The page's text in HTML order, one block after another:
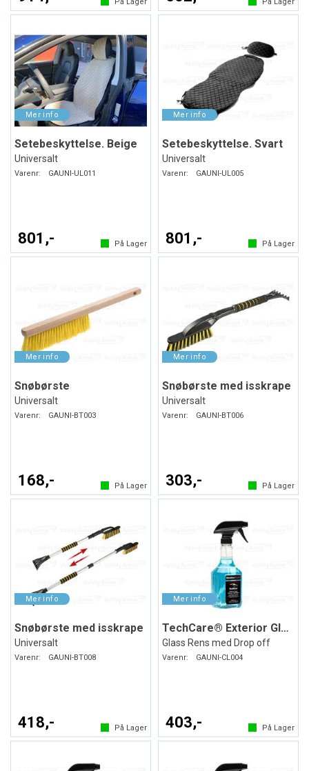
Setebeskyttelse. Beige
Universalt
Varenr: GAUNI-UL011
801,- På Lager
Setebeskyttelse. Svart
Universalt
Varenr: GAUNI-UL005
801,- På Lager
Snøbørste
Universalt
Varenr: GAUNI-BT003
168,- På Lager
Snøbørste med isskrape
Universalt
Varenr: GAUNI-BT006
303,- På Lager
Snøbørste med isskrape
Universalt
Varenr: GAUNI-BT008
418,- På Lager
TechCare® Exterior Glass Cleaner
Glass Rens med Drop off
Varenr: GAUNI-CL004
403,- På Lager